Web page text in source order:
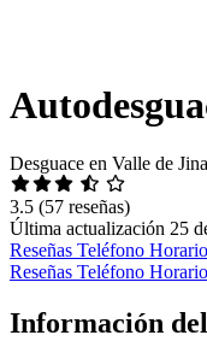
Desguace en Valle de
3.5 (57 reseñas)
Última actualización 25
Reseñas Teléfono
Reseñas Teléfono
Información